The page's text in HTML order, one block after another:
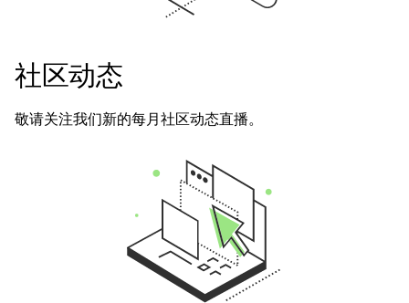
社区动态
敬请关注我们新的每月社区动态直播。